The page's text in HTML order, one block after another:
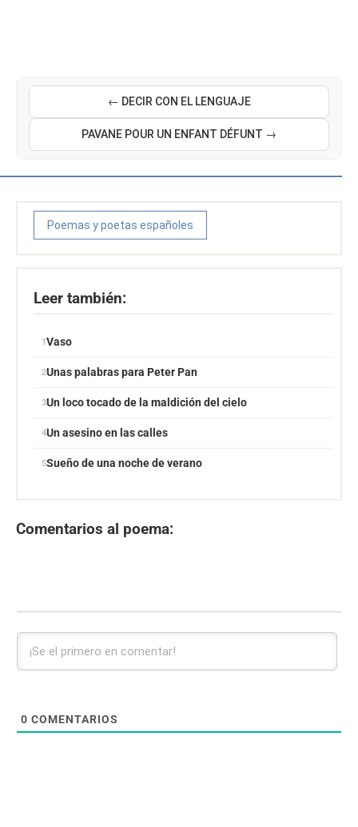
← DECIR CON EL LENGUAJE
PAVANE POUR UN ENFANT DÉFUNT →
Poemas y poetas españoles
Leer también:
Vaso
Unas palabras para Peter Pan
Un loco tocado de la maldición del cielo
Un asesino en las calles
Sueño de una noche de verano
Comentarios al poema:
0 COMENTARIOS